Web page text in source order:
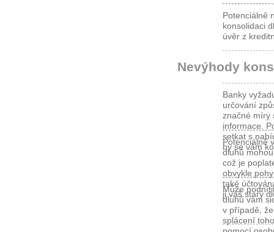
Potenciálně
konsolidaci
úvěr z
Nevýhody
Banky
určování
značné míry
informace.
setkat s
by se vám
Potenciálně
dluhů
což je
obvykle
také
ji váš starý
Může
dluhů vám
v případě,
splácení